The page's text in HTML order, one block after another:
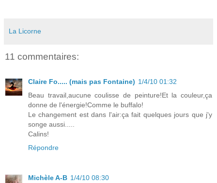
La Licorne
11 commentaires:
Claire Fo..... (mais pas Fontaine) 1/4/10 01:32
Beau travail,aucune coulisse de peinture!Et la couleur,ça
donne de l'énergie!Comme le buffalo!
Le changement est dans l'air:ça fait quelques jours que j'y
songe aussi.....
Calins!
Répondre
Michèle A-B 1/4/10 08:30